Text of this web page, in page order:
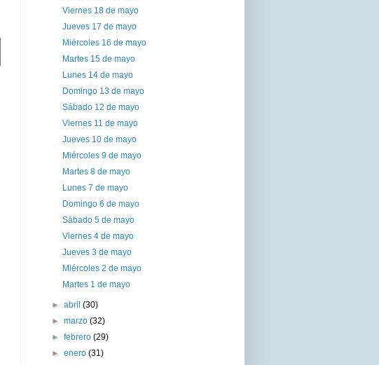
Viernes 18 de mayo
Jueves 17 de mayo
Miércoles 16 de mayo
Martes 15 de mayo
Lunes 14 de mayo
Domingo 13 de mayo
Sábado 12 de mayo
Viernes 11 de mayo
Jueves 10 de mayo
Miércoles 9 de mayo
Martes 8 de mayo
Lunes 7 de mayo
Domingo 6 de mayo
Sábado 5 de mayo
Viernes 4 de mayo
Jueves 3 de mayo
Miércoles 2 de mayo
Martes 1 de mayo
►abril(30)
►marzo(32)
►febrero(29)
►enero(31)